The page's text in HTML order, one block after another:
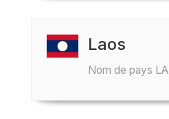
Laos
Nom de pays LA